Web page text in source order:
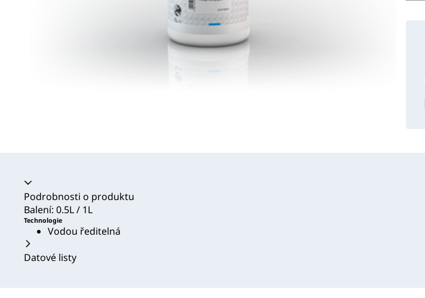
Akordeon se zhroutil
Podrobnosti o produktu
Balení: 0.5L / 1L
Technologie
Vodou ředitelná
Datové listy